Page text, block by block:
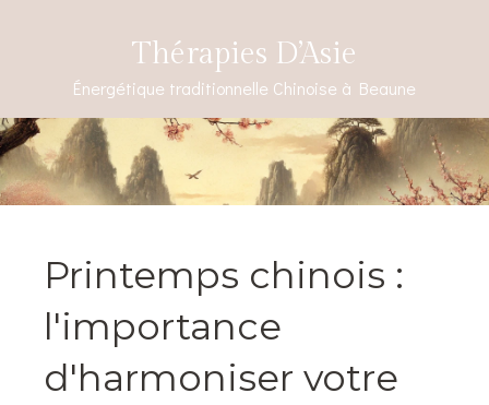
Thérapies D’Asie
Énergétique traditionnelle Chinoise à Beaune
Printemps chinois :
l'importance
d'harmoniser votre